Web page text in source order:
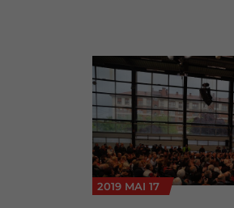
2019 MAI 17